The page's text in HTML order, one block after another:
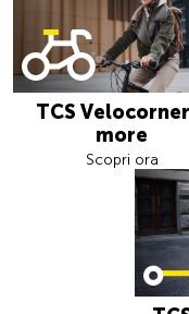
TCS
more
Scopri ora